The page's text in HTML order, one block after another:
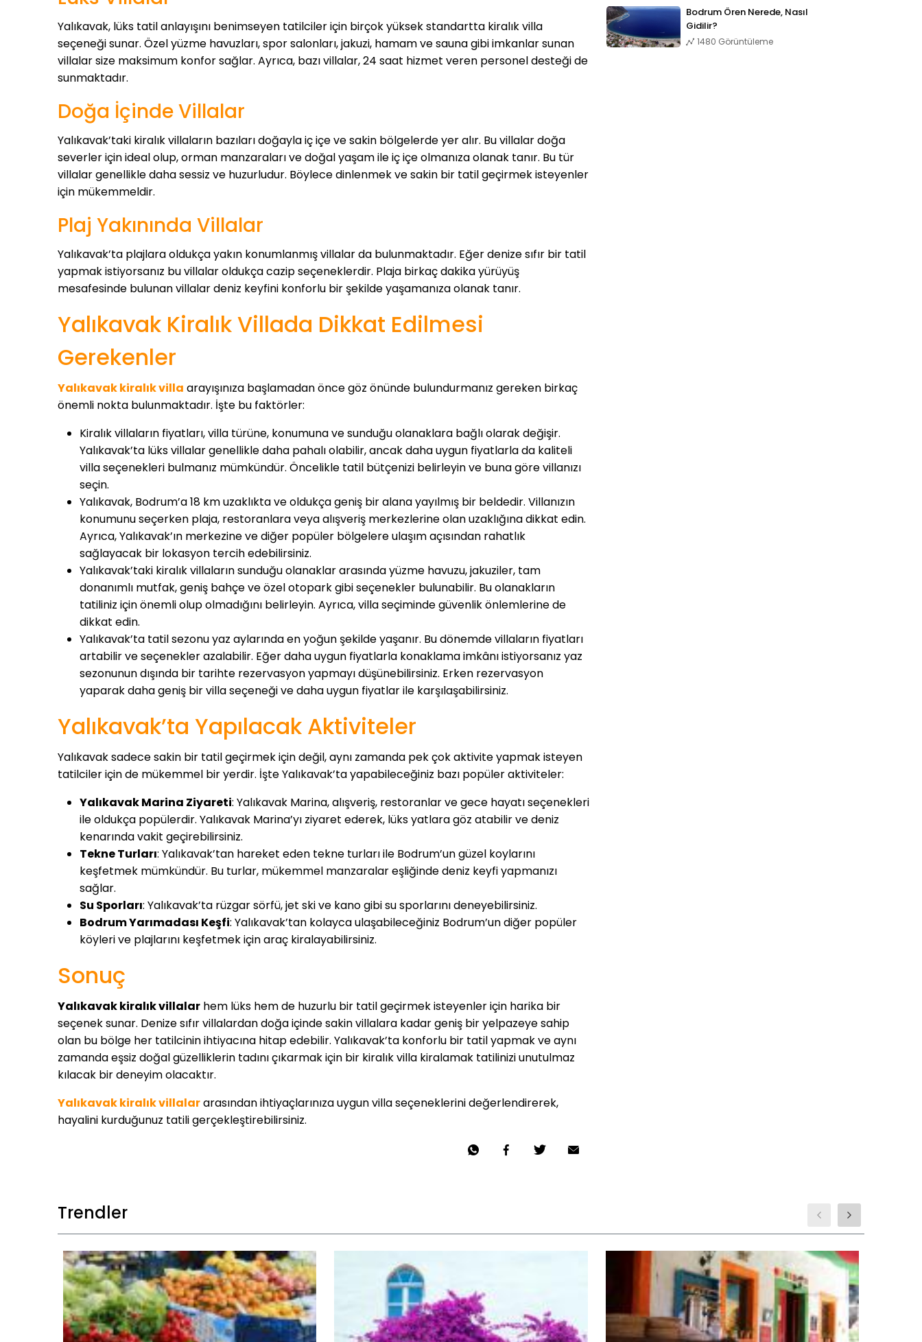
Yalıkavak, lüks tatil anlayışını benimseyen tatilciler için birçok yüksek standartta kiralık villa
seçeneği sunar. Özel yüzme havuzları, spor salonları, jakuzi, hamam ve sauna gibi imkanlar sunan
villalar size maksimum konfor sağlar. Ayrıca, bazı villalar, 24 saat hizmet veren personel desteği de
sunmaktadır.
Doğa İçinde Villalar
Yalıkavak’taki kiralık villaların bazıları doğayla iç içe ve sakin bölgelerde yer alır. Bu villalar doğa
severler için ideal olup, orman manzaraları ve doğal yaşam ile iç içe olmanıza olanak tanır. Bu tür
villalar genellikle daha sessiz ve huzurludur. Böylece dinlenmek ve sakin bir tatil geçirmek isteyenler
için mükemmeldir.
Plaj Yakınında Villalar
Yalıkavak’ta plajlara oldukça yakın konumlanmış villalar da bulunmaktadır. Eğer denize sıfır bir tatil
yapmak istiyorsanız bu villalar oldukça cazip seçeneklerdir. Plaja birkaç dakika yürüyüş
mesafesinde bulunan villalar deniz keyfini konforlu bir şekilde yaşamanıza olanak tanır.
Yalıkavak Kiralık Villada Dikkat Edilmesi
Gerekenler
Yalıkavak kiralık villa arayışınıza başlamadan önce göz önünde bulundurmanız gereken birkaç
önemli nokta bulunmaktadır. İşte bu faktörler:
Kiralık villaların fiyatları, villa türüne, konumuna ve sunduğu olanaklara bağlı olarak değişir.
Yalıkavak’ta lüks villalar genellikle daha pahalı olabilir, ancak daha uygun fiyatlarla da kaliteli
villa seçenekleri bulmanız mümkündür. Öncelikle tatil bütçenizi belirleyin ve buna göre villanızı
seçin.
Yalıkavak, Bodrum’a 18 km uzaklıkta ve oldukça geniş bir alana yayılmış bir beldedir. Villanızın
konumunu seçerken plaja, restoranlara veya alışveriş merkezlerine olan uzaklığına dikkat edin.
Ayrıca, Yalıkavak’ın merkezine ve diğer popüler bölgelere ulaşım açısından rahatlık
sağlayacak bir lokasyon tercih edebilirsiniz.
Yalıkavak’taki kiralık villaların sunduğu olanaklar arasında yüzme havuzu, jakuziler, tam
donanımlı mutfak, geniş bahçe ve özel otopark gibi seçenekler bulunabilir. Bu olanakların
tatiliniz için önemli olup olmadığını belirleyin. Ayrıca, villa seçiminde güvenlik önlemlerine de
dikkat edin.
Yalıkavak’ta tatil sezonu yaz aylarında en yoğun şekilde yaşanır. Bu dönemde villaların fiyatları
artabilir ve seçenekler azalabilir. Eğer daha uygun fiyatlarla konaklama imkânı istiyorsanız yaz
sezonunun dışında bir tarihte rezervasyon yapmayı düşünebilirsiniz. Erken rezervasyon
yaparak daha geniş bir villa seçeneği ve daha uygun fiyatlar ile karşılaşabilirsiniz.
Yalıkavak’ta Yapılacak Aktiviteler
Yalıkavak sadece sakin bir tatil geçirmek için değil, aynı zamanda pek çok aktivite yapmak isteyen
tatilciler için de mükemmel bir yerdir. İşte Yalıkavak’ta yapabileceğiniz bazı popüler aktiviteler:
Yalıkavak Marina Ziyareti: Yalıkavak Marina, alışveriş, restoranlar ve gece hayatı seçenekleri
ile oldukça popülerdir. Yalıkavak Marina’yı ziyaret ederek, lüks yatlara göz atabilir ve deniz
kenarında vakit geçirebilirsiniz.
Tekne Turları: Yalıkavak’tan hareket eden tekne turları ile Bodrum’un güzel koylarını
keşfetmek mümkündür. Bu turlar, mükemmel manzaralar eşliğinde deniz keyfi yapmanızı
sağlar.
Su Sporları: Yalıkavak’ta rüzgar sörfü, jet ski ve kano gibi su sporlarını deneyebilirsiniz.
Bodrum Yarımadası Keşfi: Yalıkavak’tan kolayca ulaşabileceğiniz Bodrum’un diğer popüler
köyleri ve plajlarını keşfetmek için araç kiralayabilirsiniz.
Sonuç
Yalıkavak kiralık villalar hem lüks hem de huzurlu bir tatil geçirmek isteyenler için harika bir
seçenek sunar. Denize sıfır villalardan doğa içinde sakin villalara kadar geniş bir yelpazeye sahip
olan bu bölge her tatilcinin ihtiyacına hitap edebilir. Yalıkavak’ta konforlu bir tatil yapmak ve aynı
zamanda eşsiz doğal güzelliklerin tadını çıkarmak için bir kiralık villa kiralamak tatilinizi unutulmaz
kılacak bir deneyim olacaktır.
Yalıkavak kiralık villalararasından ihtiyaçlarınıza uygun villa seçeneklerini değerlendirerek,
hayalini kurduğunuz tatili gerçekleştirebilirsiniz.
Bodrum Ören Nerede, Nasıl
Gidilir?
1480 Görüntüleme
Trendler